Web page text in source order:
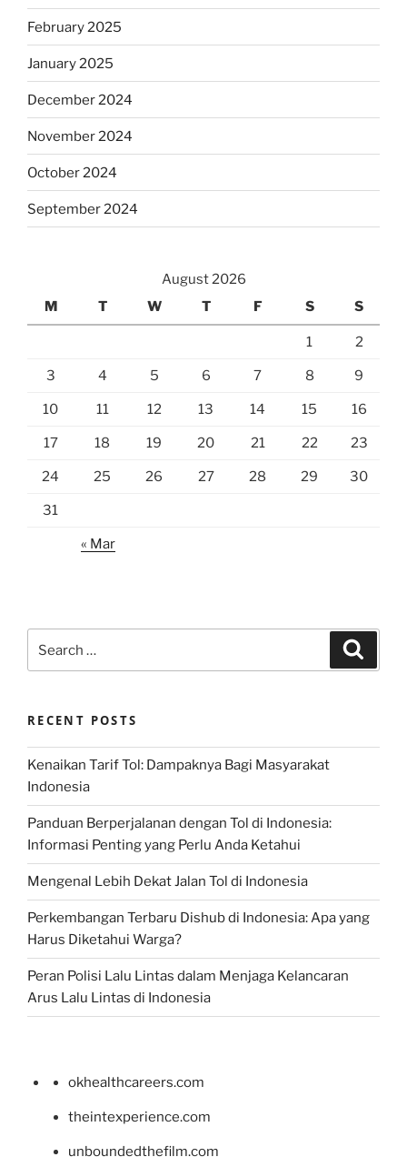
February 2025
January 2025
December 2024
November 2024
October 2024
September 2024
August 2026
M
T W T F S S
1 2
3 4 5 6 7 8 9
10 11 12 13 14 15 16
17 18 19 20 21 22 23
24 25 26 27 28 29 30
31
« Mar
for:
RECENT POSTS
Kenaikan Tarif Tol: Dampaknya Bagi Masyarakat
Indonesia
Panduan Berperjalanan dengan Tol di Indonesia:
Informasi Penting yang Perlu Anda Ketahui
Mengenal Lebih Dekat Jalan Tol di Indonesia
Perkembangan Terbaru Dishub di Indonesia: Apa yang
Harus Diketahui Warga?
Peran Polisi Lalu Lintas dalam Menjaga Kelancaran
Arus Lalu Lintas di Indonesia
okhealthcareers.com
theintexperience.com
unboundedthefilm.com